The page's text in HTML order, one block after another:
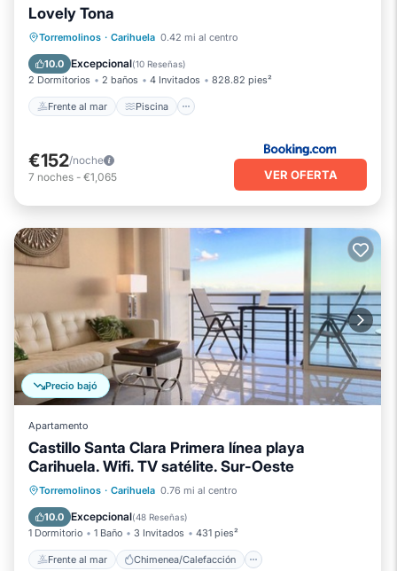
Lovely Tona
Torremolinos · Carihuela 0.42 mi al centro
10.0 Excepcional(10 Reseñas)
2 Dormitorios 2 baños 4 Invitados 828.82 pies²
Frente al mar Piscina
Frente al mar Piscina
Balcón/Terraza
€152/noche
7 noches - €1,065 VER OFERTA
Precio bajó
Apartamento
Castillo Santa Clara Primera línea playa
Carihuela. Wifi. TV satélite. Sur-Oeste
Torremolinos · Carihuela 0.76 mi al centro
10.0 Excepcional(48 Reseñas)
1 Dormitorio 1 Baño 3 Invitados 431 pies²
Frente al mar Chimenea/Calefacción
Frente al mar
Chimenea/Calefacción
Piscina
Vista al mar